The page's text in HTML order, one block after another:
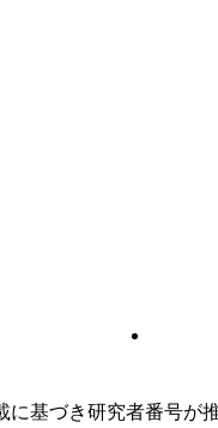
基づき研究者番号が